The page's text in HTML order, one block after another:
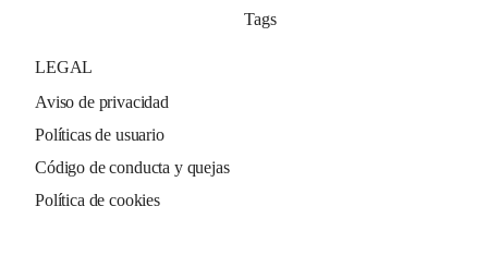
Tags
LEGAL
Aviso de privacidad
Políticas de usuario
Código de conducta y quejas
Política de cookies